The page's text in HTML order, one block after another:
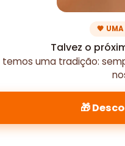
🧡
Talvez o
temos uma tradição:
🎁